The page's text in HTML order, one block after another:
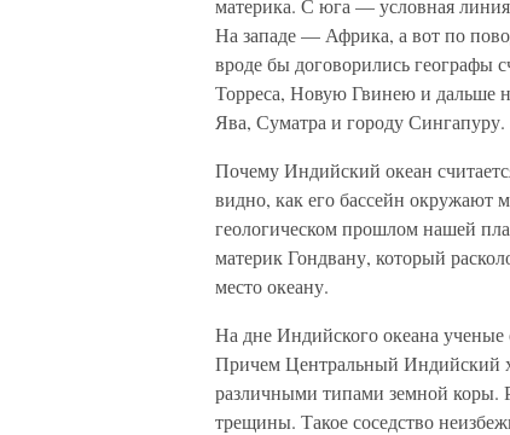
материка. С юга — условная
На западе — Африка, а вот по
вроде бы договорились географы
Торреса, Новую Гвинею и дальше
Ява, Суматра и городу Сингапуру.
Почему Индийский океан
видно, как его бассейн окружают
геологическом прошлом нашей
материк Гондвану, который
место океану.
На дне Индийского океана
Причем Центральный Индийский
различными типами земной коры.
трещины. Такое соседство